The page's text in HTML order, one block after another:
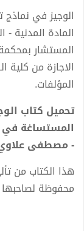
الوجيز في نماذج
المادة المدنية
المستشار
الاجازة من
المؤلفات.
تحميل كتاب
- مصطفى
هذا الكتاب من
محفوظة لصاحبها